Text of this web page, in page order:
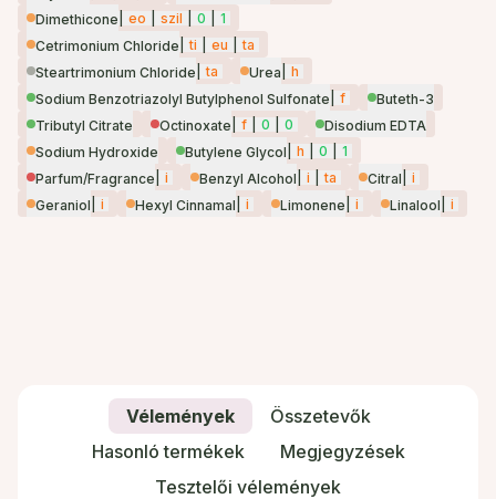
Dimethicone
eo szil 0
1
Cetrimonium Chloride
ti eu
ta
Steartrimonium Chloride
ta Urea
h
Sodium Benzotriazolyl Butylphenol Sulfonate
f
Buteth-3
Tributyl Citrate
Octinoxate f 0 0
Disodium EDTA
Sodium Hydroxide
Butylene Glycol h 0
1
Parfum/Fragrance
i Benzyl Alcohol i ta Citral
i
Geraniol
i Hexyl Cinnamal i Limonene i Linalool i
Vélemények
Összetevők
Hasonló termékek
Megjegyzések
Tesztelői vélemények